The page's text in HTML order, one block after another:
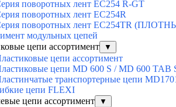
поворотных лент EC254 R-GT
поворотных лент EC254R
поворотных лент EC254TR
модульных цепей
цепи ассортимент
▼
цепи ассортимент
цепи MD 600 S / MD 600 TAB
транспортерные цепи
цепи FLEXI
цепи ассортимент
▼